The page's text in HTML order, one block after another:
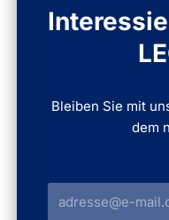
Bleiben Sie mit
dem